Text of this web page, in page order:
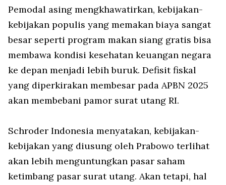
Pemodal asing mengkhawatirkan, kebijakan-
kebijakan populis yang memakan biaya sangat
besar seperti program makan siang gratis bisa
membawa kondisi kesehatan keuangan negara
ke depan menjadi lebih buruk. Defisit fiskal
yang diperkirakan membesar pada APBN 2025
akan membebani pamor surat utang RI.
Schroder Indonesia menyatakan, kebijakan-
kebijakan yang diusung oleh Prabowo terlihat
akan lebih menguntungkan pasar saham
ketimbang pasar surat utang. Akan tetapi, hal